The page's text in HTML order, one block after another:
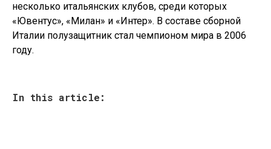
несколько итальянских клубов, среди которых
«Ювентус», «Милан» и «Интер». В составе сборной
Италии полузащитник стал чемпионом мира в 2006
году.
In this article: